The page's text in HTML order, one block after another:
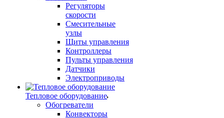
Регуляторы
скорости
Смесительные
узлы
Щиты управления
Контроллеры
Пульты управления
Датчики
Электроприводы
Тепловое оборудование
Обогреватели
Конвекторы